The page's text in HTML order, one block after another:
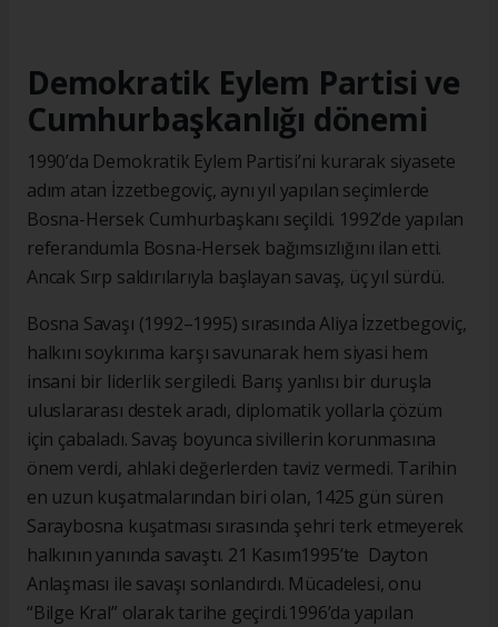
Demokratik Eylem Partisi ve
Cumhurbaşkanlığı dönemi
1990’da Demokratik Eylem Partisi’ni kurarak siyasete
adım atan İzzetbegoviç, aynı yıl yapılan seçimlerde
Bosna-Hersek Cumhurbaşkanı seçildi. 1992’de yapılan
referandumla Bosna-Hersek bağımsızlığını ilan etti.
Ancak Sırp saldırılarıyla başlayan savaş, üç yıl sürdü.
Bosna Savaşı (1992–1995) sırasında Aliya İzzetbegoviç,
halkını soykırıma karşı savunarak hem siyasi hem
insani bir liderlik sergiledi. Barış yanlısı bir duruşla
uluslararası destek aradı, diplomatik yollarla çözüm
için çabaladı. Savaş boyunca sivillerin korunmasına
önem verdi, ahlaki değerlerden taviz vermedi. Tarihin
en uzun kuşatmalarından biri olan, 1425 gün süren
Saraybosna kuşatması sırasında şehri terk etmeyerek
halkının yanında savaştı. 21 Kasım1995’te Dayton
Anlaşması ile savaşı sonlandırdı. Mücadelesi, onu
“Bilge Kral” olarak tarihe geçirdi.1996’da yapılan